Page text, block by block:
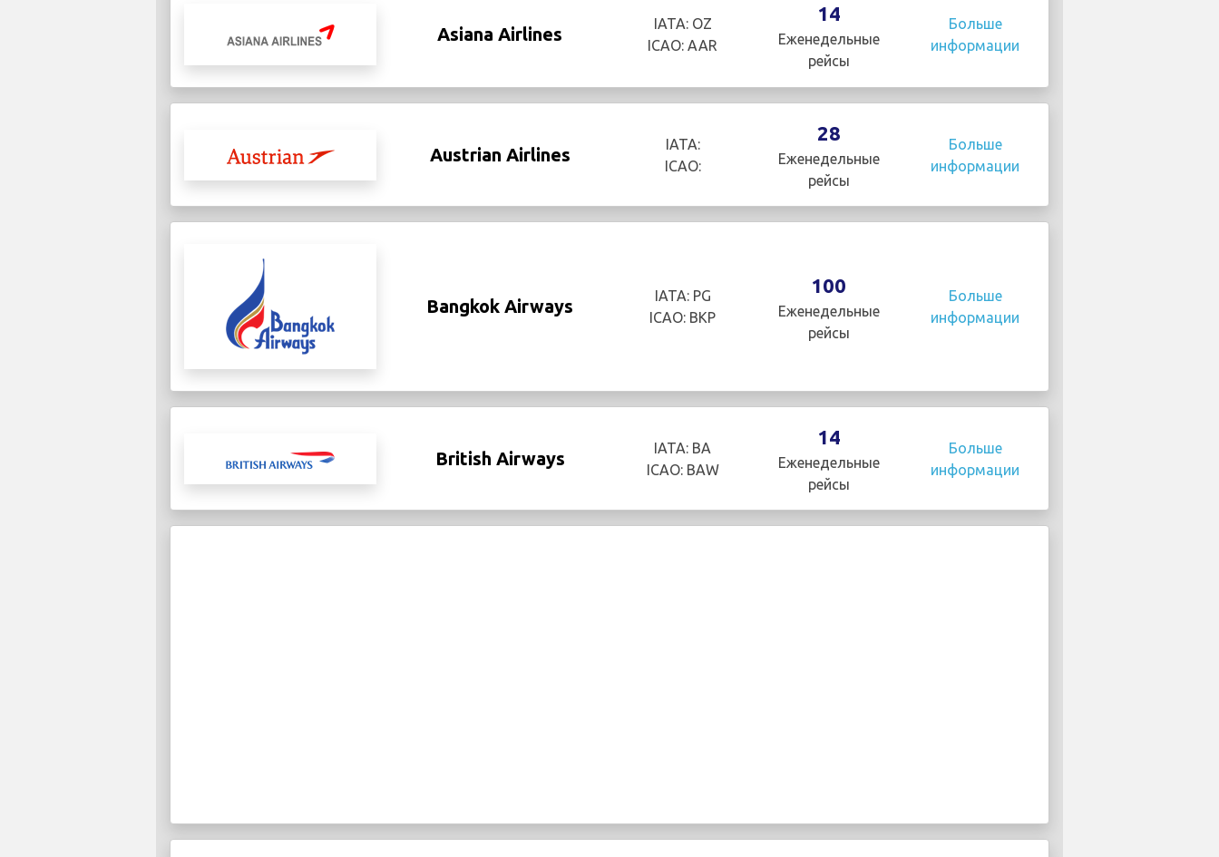
Asiana Airlines
IATA: OZ
ICAO: AAR
14
Еженедельные
рейсы
Больше
информации
Austrian Airlines
IATA:
ICAO:
28
Еженедельные
рейсы
Больше
информации
Bangkok Airways
IATA: PG
ICAO: BKP
100
Еженедельные
рейсы
Больше
информации
British Airways
IATA: BA
ICAO: BAW
14
Еженедельные
рейсы
Больше
информации